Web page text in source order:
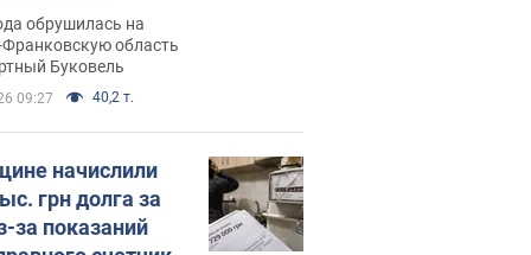
в реки.
обрушилась на
область
Буковель
09:27 40,2 т.
начислили
грн долга за
за показаний